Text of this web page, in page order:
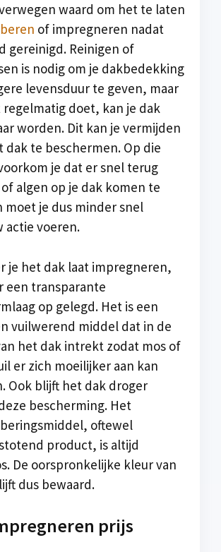
waard om het te laten
of impregneren nadat
gereinigd. Reinigen of
is nodig om je dakbedekking
levensduur te geven, maar
regelmatig doet, kan je dak
worden. Dit kan je vermijden
dak te beschermen. Op die
je dat er snel terug
algen op je dak komen te
moet je dus minder snel
actie voeren.
je het dak laat impregneren,
een transparante
op gelegd. Het is een
vuilwerend middel dat in de
het dak intrekt zodat mos of
er zich moeilijker aan kan
Ook blijft het dak droger
bescherming. Het
oftewel
product, is altijd
De oorspronkelijke kleur van
dus bewaard.
prijs